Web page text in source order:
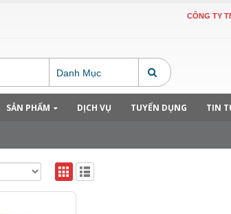
CÔNG TY
Danh Mục
SẢN PHẨM DỊCH VỤ TUYỂN DỤNG TIN